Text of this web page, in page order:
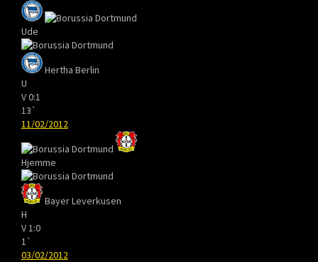
Ude
Hertha Berlin
U
V0:1
13`
11/02/2012
Hjemme
Bayer Leverkusen
H
V 1:0
1`
03/02/2012